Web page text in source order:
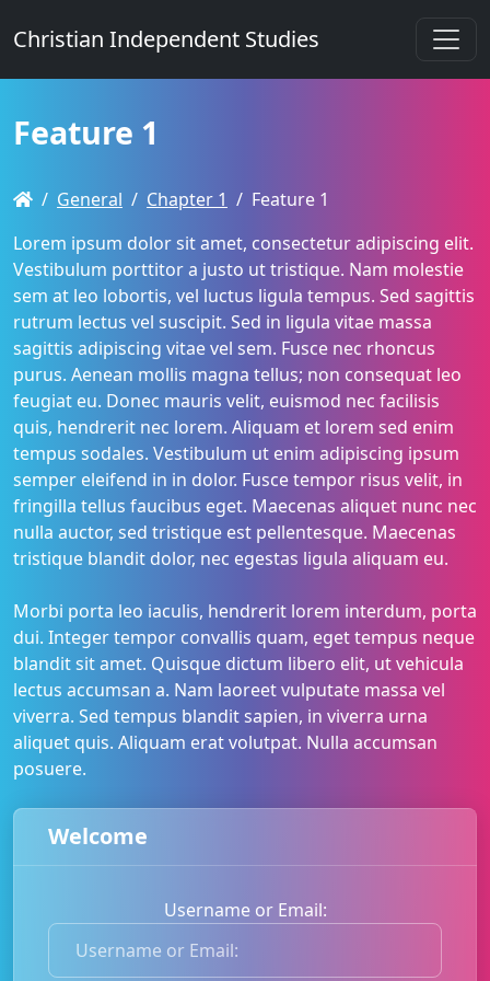
Christian Independent Studies
Feature 1
General Chapter 1
Feature 1
Lorem ipsum dolor sit amet, consectetur adipiscing elit.
Vestibulum porttitor a justo ut tristique. Nam molestie
sem at leo lobortis, vel luctus ligula tempus. Sed sagittis
rutrum lectus vel suscipit. Sed in ligula vitae massa
sagittis adipiscing vitae vel sem. Fusce nec rhoncus
purus. Aenean mollis magna tellus; non consequat leo
feugiat eu. Donec mauris velit, euismod nec facilisis
quis, hendrerit nec lorem. Aliquam et lorem sed enim
tempus sodales. Vestibulum ut enim adipiscing ipsum
semper eleifend in in dolor. Fusce tempor risus velit, in
fringilla tellus faucibus eget. Maecenas aliquet nunc nec
nulla auctor, sed tristique est pellentesque. Maecenas
tristique blandit dolor, nec egestas ligula aliquam eu.
Morbi porta leo iaculis, hendrerit lorem interdum, porta
dui. Integer tempor convallis quam, eget tempus neque
blandit sit amet. Quisque dictum libero elit, ut vehicula
lectus accumsan a. Nam laoreet vulputate massa vel
viverra. Sed tempus blandit sapien, in viverra urna
aliquet quis. Aliquam erat volutpat. Nulla accumsan
posuere.
Welcome
Username or Email: